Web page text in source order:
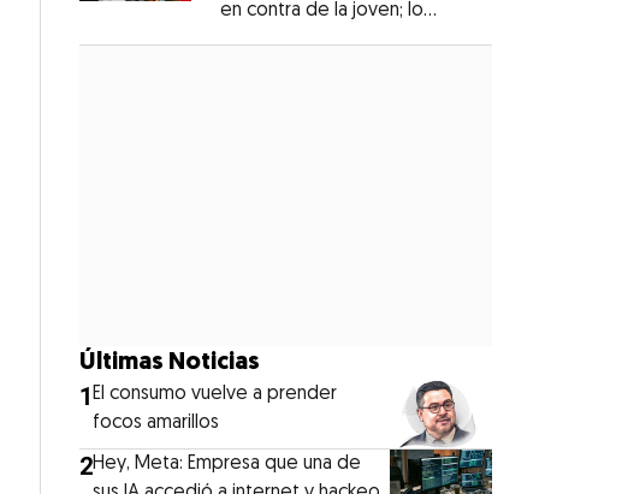
Opens in new windowen contra de la joven; lo
Últimas Noticias
1El consumo vuelve a prender
focos amarillos
2Hey, Meta: Empresa que una de